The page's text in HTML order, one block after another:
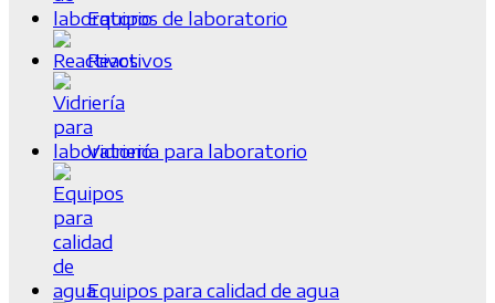
Equipos de laboratorio
Reactivos
Vidriería para laboratorio
Equipos para calidad de agua